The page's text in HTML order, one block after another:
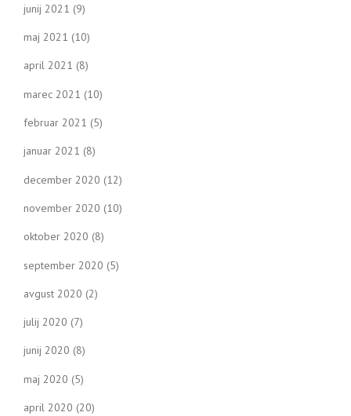
junij 2021 (9)
maj 2021 (10)
april 2021 (8)
marec 2021 (10)
februar 2021 (5)
januar 2021 (8)
december 2020 (12)
november 2020 (10)
oktober 2020 (8)
september 2020 (5)
avgust 2020 (2)
julij 2020 (7)
junij 2020 (8)
maj 2020 (5)
april 2020 (20)